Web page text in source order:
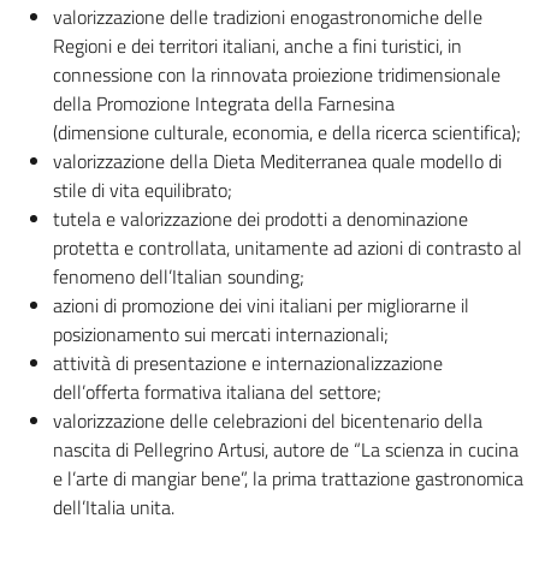
valorizzazione delle tradizioni enogastronomiche delle
Regioni e dei territori italiani, anche a fini turistici, in
connessione con la rinnovata proiezione tridimensionale
della Promozione Integrata della Farnesina
(dimensione culturale, economia, e della ricerca scientifica);
valorizzazione della Dieta Mediterranea quale modello di
stile di vita equilibrato;
tutela e valorizzazione dei prodotti a denominazione
protetta e controllata, unitamente ad azioni di contrasto al
fenomeno dell’Italian sounding;
azioni di promozione dei vini italiani per migliorarne il
posizionamento sui mercati internazionali;
attività di presentazione e internazionalizzazione
dell’offerta formativa italiana del settore;
valorizzazione delle celebrazioni del bicentenario della
nascita di Pellegrino Artusi, autore de “La scienza in cucina
e l’arte di mangiar bene”, la prima trattazione gastronomica
dell’Italia unita.